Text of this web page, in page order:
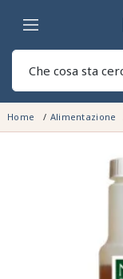
Home Alimentazione